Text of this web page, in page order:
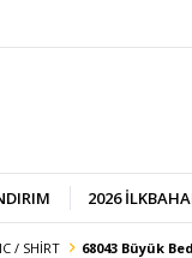
2026
/ SHİRT 68043 Büyük